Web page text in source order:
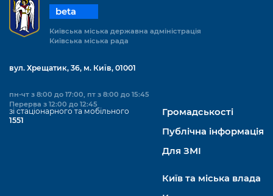
beta
Київська міська державна адміністрація
Київська міська рада
вул. Хрещатик, 36, м. Київ, 01001
пн-чт з 8:00 до 17:00, пт з 8:00 до 15:45
Перерва з 12:00 до 12:45
зі стаціонарного та мобільного
1551
Громадськості
Публічна інформація
Для ЗМІ
Київ та міська влада